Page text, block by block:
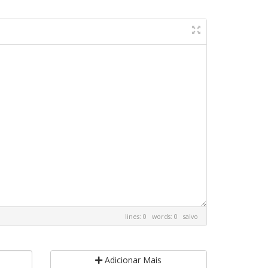
lines: 0 words: 0 salvo
Adicionar Mais